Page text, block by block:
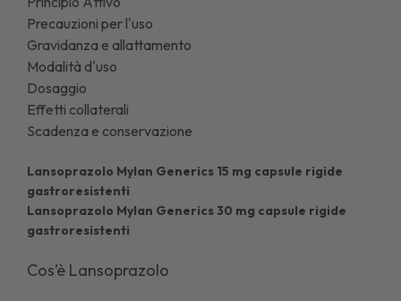
Precauzioni per l'uso
Gravidanza e allattamento
Modalità d'uso
Dosaggio
Effetti collaterali
Scadenza e conservazione
Lansoprazolo Mylan Generics 15 mg capsule rigide
gastroresistenti
Lansoprazolo Mylan Generics 30 mg capsule rigide
gastroresistenti
Cos’è Lansoprazolo